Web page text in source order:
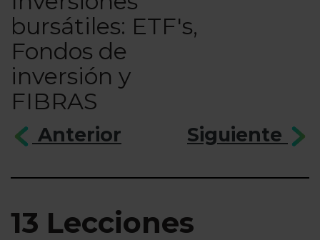
bursátiles: ETF's,
Fondos de
inversión y
FIBRAS
Anterior Siguiente
13 Lecciones